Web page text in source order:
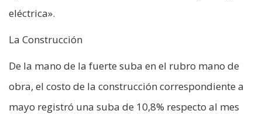
eléctrica».
La Construcción
De la mano de la fuerte suba en el rubro mano de
obra, el costo de la construcción correspondiente a
mayo registró una suba de 10,8% respecto al mes